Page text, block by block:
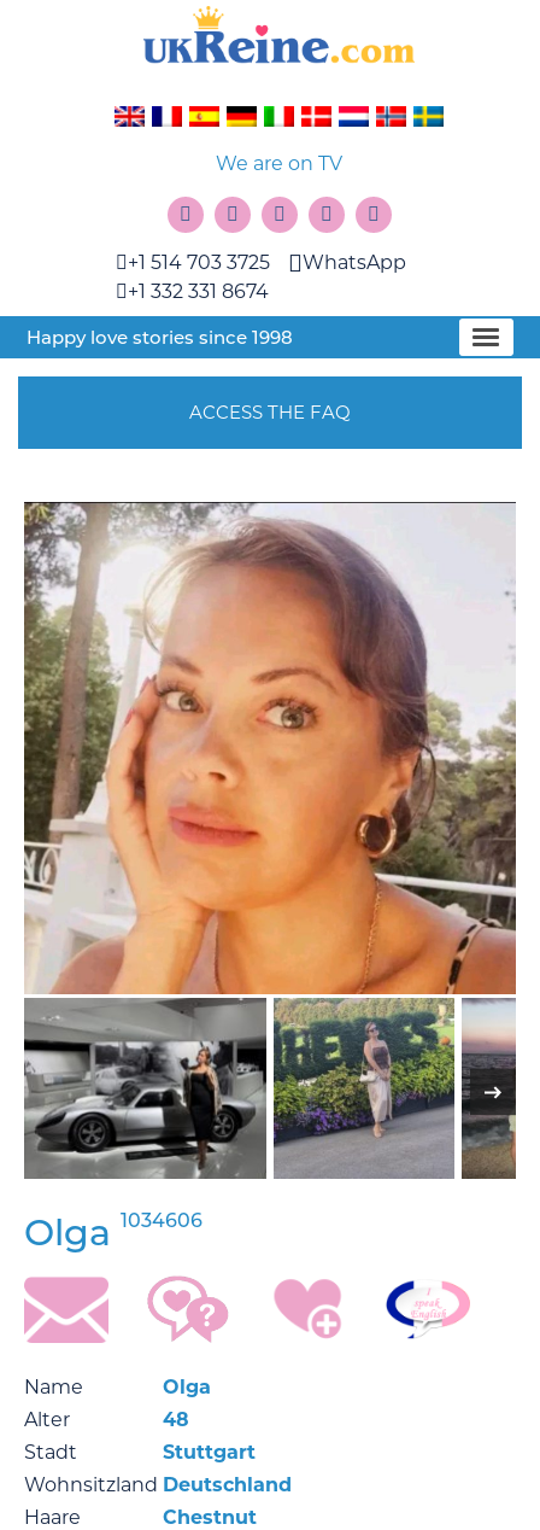
We are on TV
+1 514 703 3725
+1 332 331 8674
WhatsApp
Happy love stories since 1998
ACCESS THE FAQ
Olga 1034606
Name
Olga
Alter
48
Stadt
Stuttgart
Wohnsitzland Deutschland
Haare
Chestnut